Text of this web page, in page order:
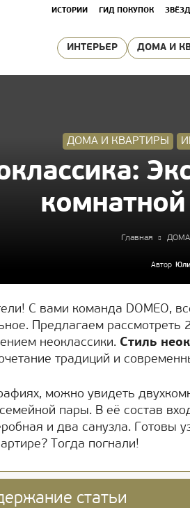
ИСТОРИИ ГИД ПОКУПОК
ИНТЕРЬЕР ДОМА И
ДОМА И КВАРТИРЫ
Главная ДОМА
Автор
С вами команда DOMEO,
Предлагаем рассмотреть
неоклассики. Стиль
традиций и
можно увидеть
пары. В её состав
и два санузла. Готовы
Тогда погнали!
статьи